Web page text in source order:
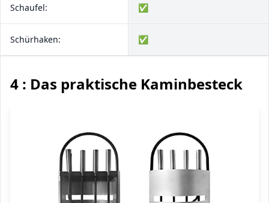
Schaufel: ✅
Schürhaken: ✅
4 : Das praktische Kaminbesteck